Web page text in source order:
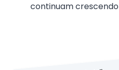
continuam crescendo